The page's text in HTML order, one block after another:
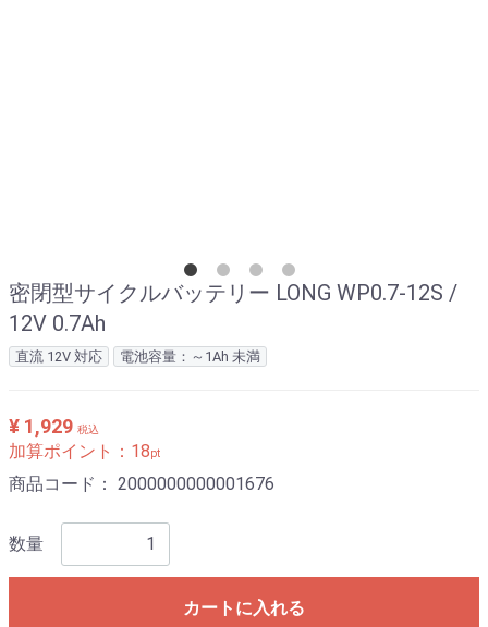
密閉型サイクルバッテリー LONG WP0.7-12S /
12V 0.7Ah
直流 12V 対応 電池容量：～1Ah 未満
¥ 1,929 税込
加算ポイント： 18pt
商品コード： 2000000000001676
数量
カートに入れる